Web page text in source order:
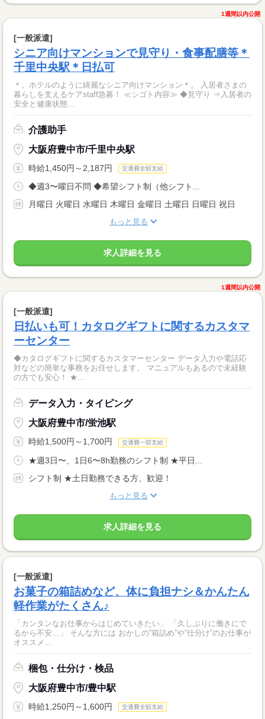
1週間以内公開
[一般派遣]
シニア向けマンションで見守り・食事配膳等＊
千里中央駅＊日払可
＊。ホテルのように綺麗なシニア向けマンション＊。 入居者さまの
暮らしを支えるケアstaff急募！ ≪シゴト内容≫ ◆見守り ⇒入居者の
安全と健康状態...
介護助手
大阪府豊中市/千里中央駅
時給1,450円～2,187円 交通費全額支給
◆週3〜曜日不問 ◆希望シフト制（他シフト...
月曜日 火曜日 水曜日 木曜日 金曜日 土曜日 日曜日 祝日
もっと見る
求人詳細を見る
1週間以内公開
[一般派遣]
日払いも可！カタログギフトに関するカスタマ
ーセンター
◆カタログギフトに関するカスタマーセンター データ入力や電話応
対などの簡単な事務をお任せします。 マニュアルもあるので未経験
の方でも安心！ ★...
データ入力・タイピング
大阪府豊中市/蛍池駅
時給1,500円～1,700円 交通費一部支給
★週3日〜、1日6〜8h勤務のシフト制 ★平日...
シフト制 ★土日勤務できる方、歓迎！
もっと見る
求人詳細を見る
[一般派遣]
お菓子の箱詰めなど、体に負担ナシ＆かんたん
軽作業がたくさん♪
「カンタンなお仕事からはじめていきたい」 「久しぶりに働きにで
るから不安…」 そんな方には おかしの”箱詰め”や”仕分け”のお仕事が
オススメ...
梱包・仕分け・検品
大阪府豊中市/豊中駅
時給1,250円～1,600円 交通費全額支給